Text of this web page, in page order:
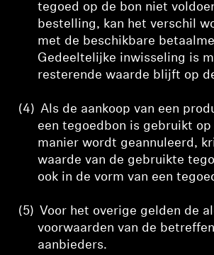
tegoed op de bon niet
bestelling, kan het verschil
met de beschikbare
Gedeeltelijke inwisseling is
resterende waarde blijft op
(4) Als de aankoop van een
een tegoedbon is gebruikt
manier wordt geannuleerd,
waarde van de gebruikte
ook in de vorm van een
(5) Voor het overige gelden de
voorwaarden van de
aanbieders.